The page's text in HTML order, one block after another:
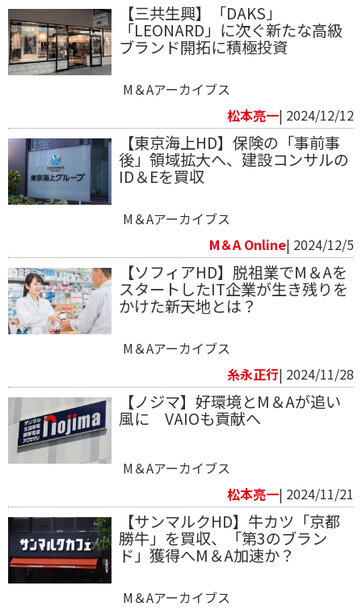
【三共生興】「DAKS」
「LEONARD」に次ぐ新たな高級
ブランド開拓に積極投資
M＆Aアーカイブス
松本亮一| 2024/12/12
【東京海上HD】保険の「事前事
後」領域拡大へ、建設コンサルの
ID＆Eを買収
M＆Aアーカイブス
M＆A Online| 2024/12/5
【ソフィアHD】脱祖業でM＆Aを
スタートしたIT企業が生き残りを
かけた新天地とは？
M＆Aアーカイブス
糸永正行| 2024/11/28
【ノジマ】好環境とM＆Aが追い
風に VAIOも貢献へ
M＆Aアーカイブス
松本亮一| 2024/11/21
【サンマルクHD】牛カツ「京都
勝牛」を買収、「第3のブラン
ド」獲得へM＆A加速か？
M＆Aアーカイブス